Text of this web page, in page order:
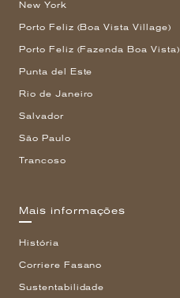
New York
Porto Feliz (Boa Vista Village)
Porto Feliz (Fazenda Boa Vista)
Punta del Este
Rio de Janeiro
Salvador
São Paulo
Trancoso
Mais informações
História
Corriere Fasano
Sustentabilidade